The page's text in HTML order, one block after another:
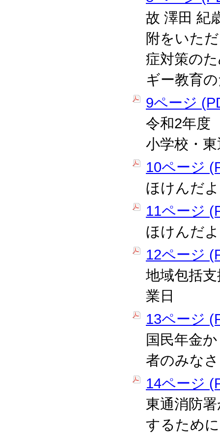
故 澤田 紀
附をいた
症対策の
ギー教育
9ページ
令和2年度
小学校・
10ページ
ほけんだ
11ページ
ほけんだ
12ページ
地域包括
業日
13ページ
国民年金
者のみな
14ページ
東通消防
するため